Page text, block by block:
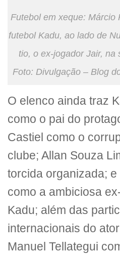
Futebol em xeque: Márcio
futebol Kadu, ao lado de
tio, o ex-jogador Jair, na
Foto: Divulgação – Blog
O elenco ainda traz
como o pai do
Castiel como o
clube; Allan Souza
torcida organizada;
como a ambiciosa
Kadu; além das
internacionais do
Manuel Tellategui